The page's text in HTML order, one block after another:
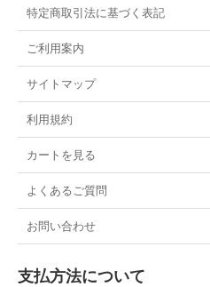
特定商取引法に基づく表記
ご利用案内
サイトマップ
利用規約
カートを見る
よくあるご質問
お問い合わせ
支払方法について